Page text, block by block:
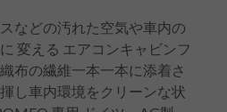
などの汚れた空気や車内の
変える エアコンキャビンフ
布の繊維一本一本に添着さ
し車内環境をクリーンな状